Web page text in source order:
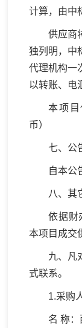
计算，由中
供应商
独列明，中
代理机构一
以转账、电
本项目
币）
七、公
自本公
八、其
依据财
本项目成交
九、凡
式联系。
1.采购
名 称